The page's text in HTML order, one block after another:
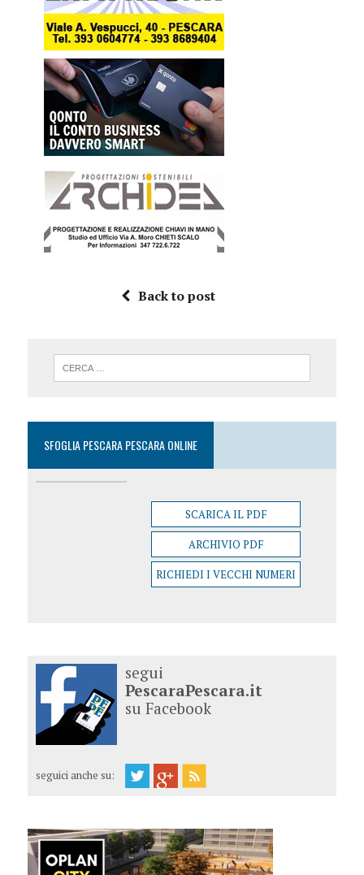
Back to post
SFOGLIA PESCARA PESCARA ONLINE
SCARICA IL PDF
ARCHIVIO PDF
RICHIEDI I VECCHI NUMERI
segui
PescaraPescara.it
su Facebook
seguici anche su: